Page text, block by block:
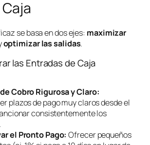
se basa en dos ejes: maximizar
optimizar las salidas.
las Entradas de Caja
Cobro Rigurosa y Claro:
plazos de pago muy claros desde el
consistentemente los
el Pronto Pago: Ofrecer pequeños